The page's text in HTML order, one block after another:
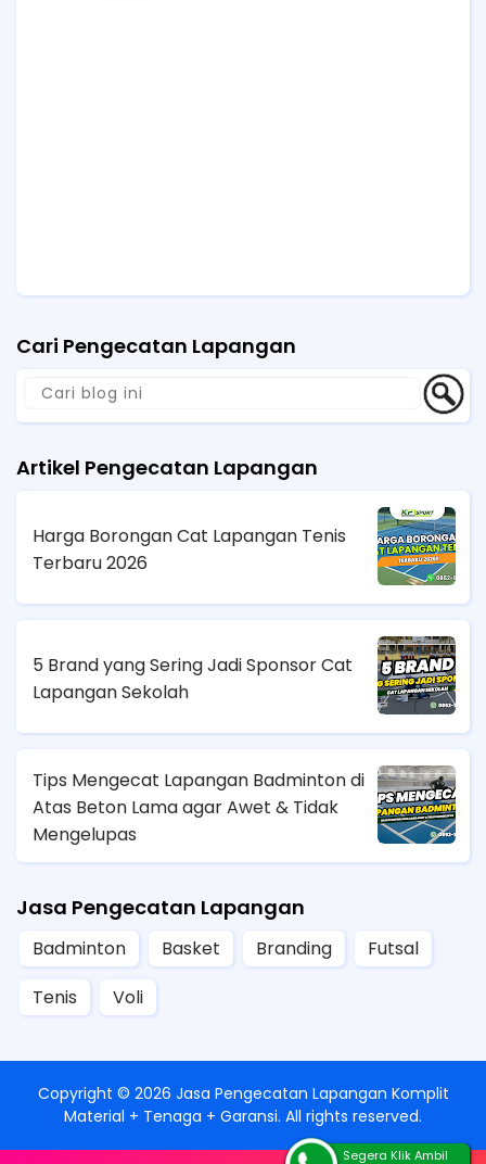
Cari Pengecatan Lapangan
Artikel Pengecatan Lapangan
Harga Borongan Cat Lapangan Tenis
Terbaru 2026
5 Brand yang Sering Jadi Sponsor Cat
Lapangan Sekolah
Tips Mengecat Lapangan Badminton di
Atas Beton Lama agar Awet & Tidak
Mengelupas
Jasa Pengecatan Lapangan
Badminton Basket Branding
Futsal
Tenis
Voli
Segera Klik Ambil
Copyright © 2026 Jasa Pengecatan Lapangan Komplit
Material + Tenaga + Garansi. All rights reserved.